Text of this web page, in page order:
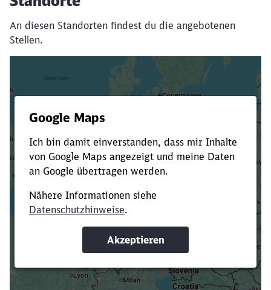
An diesen Standorten findest du die angebotenen
Stellen.
Verkürze die Ladezeit, indem du Suchbegriffe
oder Filter hinzufügst.
Suchbegriffe eingeben